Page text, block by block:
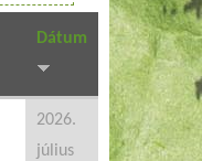
Dátum
2026.
július